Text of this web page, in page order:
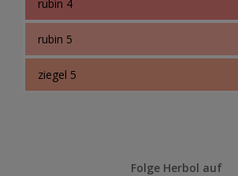
rubin 4
rubin 5
ziegel 5
Folge Herbol auf